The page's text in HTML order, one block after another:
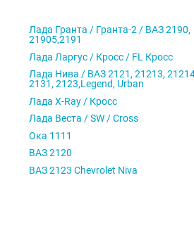
Лада Гранта / Гранта-2 / ВАЗ 2190,
21905,2191
Лада Ларгус / Кросс / FL Кросс
Лада Нива / ВАЗ 2121, 21213,
2131, 2123,Legend, Urban
Лада X-Ray / Кросс
Лада Веста / SW / Cross
Ока 1111
ВАЗ 2120
ВАЗ 2123 Chevrolet Niva